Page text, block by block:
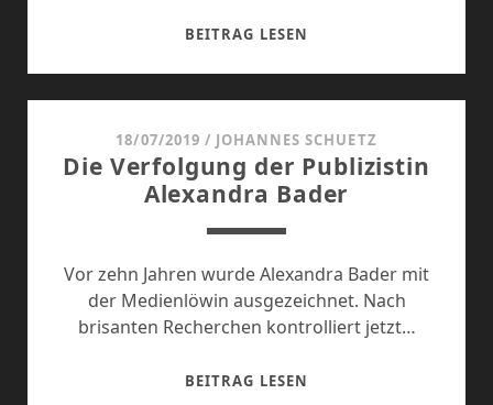
BEITRAG LESEN
18/07/2019 / JOHANNES SCHUETZ
Die Verfolgung der Publizistin
Alexandra Bader
Vor zehn Jahren wurde Alexandra Bader mit
der Medienlöwin ausgezeichnet. Nach
brisanten Recherchen kontrolliert jetzt…
BEITRAG LESEN